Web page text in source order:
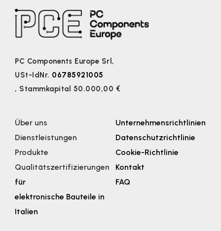
PC Components Europe Srl,
USt-IdNr. 06785921005
, Stammkapital 50.000,00 €
Über uns
Dienstleistungen
Produkte
Qualitätszertifizierungen
für
elektronische Bauteile in
Italien
Unternehmensrichtlinien
Datenschutzrichtlinie
Cookie-Richtlinie
Kontakt
FAQ